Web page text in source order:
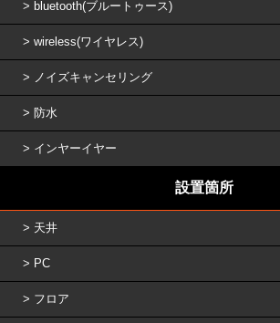
bluetooth(ブルートゥース)
wireless(ワイヤレス)
ノイズキャンセリング
防水
インヤーイヤー
設置箇所
天井
PC
フロア